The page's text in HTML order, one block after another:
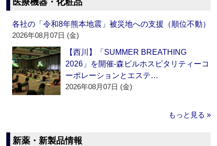
医療機器・化粧品
各社の「令和8年熊本地震」被災地への支援（順位不動）
2026年08月07日 (金)
【西川】「SUMMER BREATHING
2026」を開催‐森ビルホスピタリティーコ
ーポレーションとエステ…
2026年08月07日 (金)
もっと見る »
新薬・新製品情報